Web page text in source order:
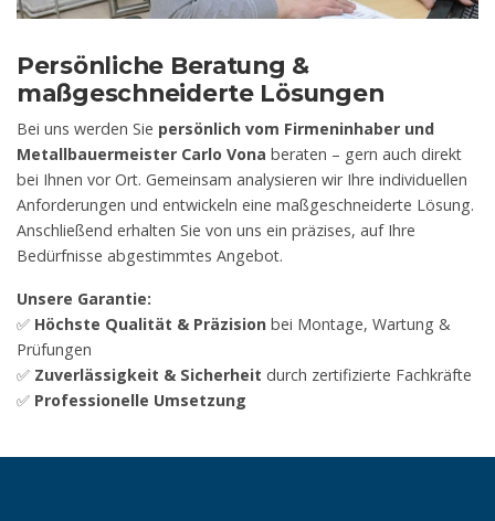
Persönliche Beratung &
maßgeschneiderte Lösungen
Bei uns werden Sie persönlich vom Firmeninhaber und
Metallbauermeister Carlo Vona beraten – gern auch direkt
bei Ihnen vor Ort. Gemeinsam analysieren wir Ihre individuellen
Anforderungen und entwickeln eine maßgeschneiderte Lösung.
Anschließend erhalten Sie von uns ein präzises, auf Ihre
Bedürfnisse abgestimmtes Angebot.
Unsere Garantie:
✅ Höchste Qualität & Präzision bei Montage, Wartung &
Prüfungen
✅ Zuverlässigkeit & Sicherheit durch zertifizierte Fachkräfte
✅ Professionelle Umsetzung